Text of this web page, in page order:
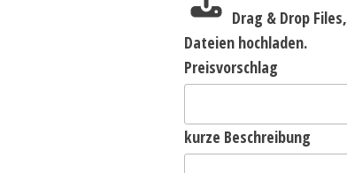
Drag & Drop Files,
Dateien hochladen.
Preisvorschlag
kurze Beschreibung